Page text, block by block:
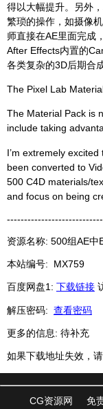
得以大幅提升。另外
繁琐的操作，如摄像
师直接在AE里面完成
After Effects内置的
各类复杂的3D后期合
The Pixel Lab
The Material Pack is
include taking
I’m extremely
been converted to
500 C4D materials/
and focus on being
资源名称: 500组AE
本站编号: MX759
百度网盘1: 下载链接
解压密码: 查看密码
更多的信息: 待补充
如果下载地址失效，
CG资源网 免